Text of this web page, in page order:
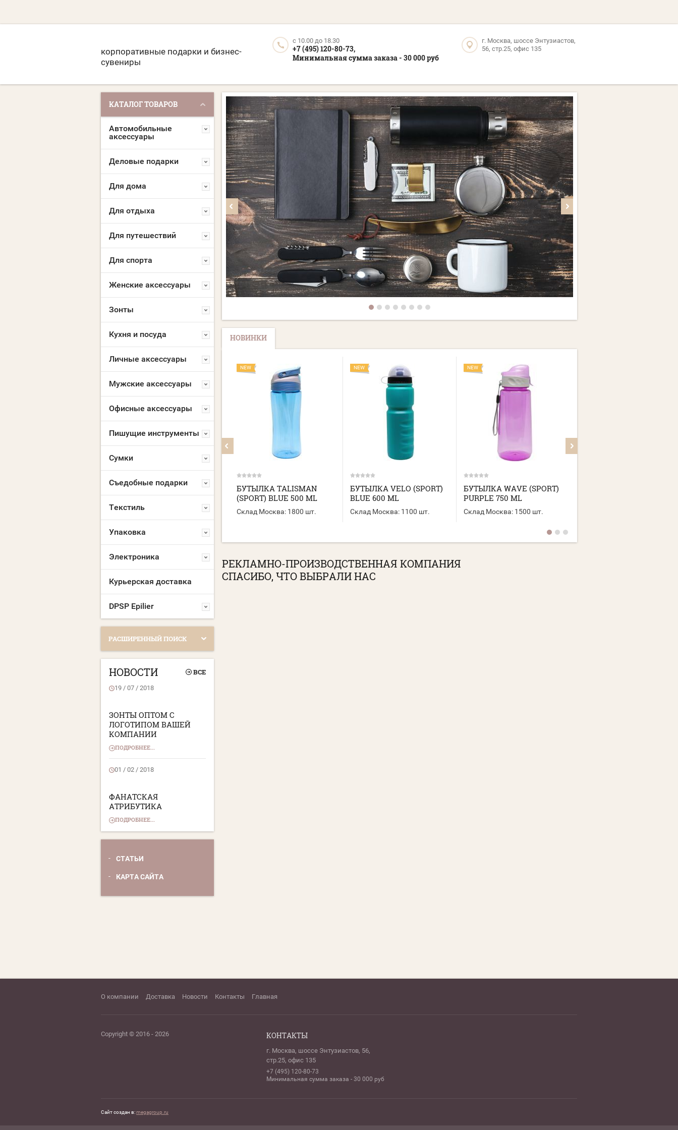
корпоративные подарки и бизнес-
сувениры
c 10.00 до 18.30
+7 (495) 120-80-73,
Минимальная сумма заказа - 30 000 руб
г. Москва, шоссе Энтузиастов,
56, стр.25, офис 135
КАТАЛОГ ТОВАРОВ
Автомобильные
аксессуары
Деловые подарки
Для дома
Для отдыха
Для путешествий
Для спорта
Женские аксессуары
Зонты
Кухня и посуда
Личные аксессуары
Мужские аксессуары
Офисные аксессуары
Пишущие инструменты
Сумки
Съедобные подарки
Текстиль
Упаковка
Электроника
Курьерская доставка
DPSP Epilier
РАСШИРЕННЫЙ ПОИСК
НОВОСТИ ВСЕ
19 / 07 / 2018
ЗОНТЫ ОПТОМ С
ЛОГОТИПОМ ВАШЕЙ
КОМПАНИИ
ПОДРОБНЕЕ...
01 / 02 / 2018
ФАНАТСКАЯ
АТРИБУТИКА
ПОДРОБНЕЕ...
СТАТЬИ
КАРТА САЙТА
НОВИНКИ
МАСКА МНОГОРАЗОВАЯ
ЛОГОТИПА
Склад Москва:10000 шт.
NEW
БУТЫЛКА TALISMAN
(SPORT) BLUE 500 ML
Склад Москва: 1800 шт.
NEW
БУТЫЛКА VELO (SPORT)
BLUE 600 ML
Склад Москва: 1100 шт.
NEW
БУТЫЛКА WAVE (SPORT)
PURPLE 750 ML
Склад Москва: 1500 шт.
РЕКЛАМНО-ПРОИЗВОДСТВЕННАЯ КОМПАНИЯ
СПАСИБО, ЧТО ВЫБРАЛИ НАС
О компании Доставка Новости Контакты Главная
Copyright © 2016 - 2026 КОНТАКТЫ
г. Москва, шоссе Энтузиастов, 56,
стр.25, офис 135
+7 (495) 120-80-73
Минимальная сумма заказа - 30 000 руб
Сайт создан в:megagroup.ru